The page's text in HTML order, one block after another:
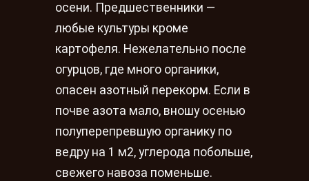
осени. Предшественники —
любые культуры кроме
картофеля. Нежелательно после
огурцов, где много органики,
опасен азотный перекорм. Если в
почве азота мало, вношу осенью
полуперепревшую органику по
ведру на 1 м2, углерода побольше,
свежего навоза поменьше.